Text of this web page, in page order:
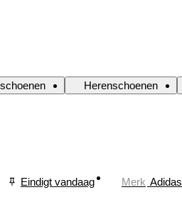
Herenschoenen
Eindigt vandaag Merk Adidas